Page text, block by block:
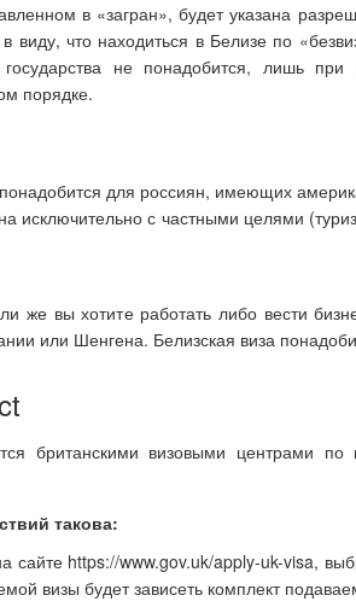
в «загран», будет указана
виду, что находиться в Белизе по
государства не понадобится, лишь
порядке.
для россиян, имеющих
исключительно с частными целями
же вы хотите работать либо вести
или Шенгена. Белизская виза
британскими визовыми центрами
такова:
сайте https://www.gov.uk/apply-uk-visa,
визы будет зависеть комплект